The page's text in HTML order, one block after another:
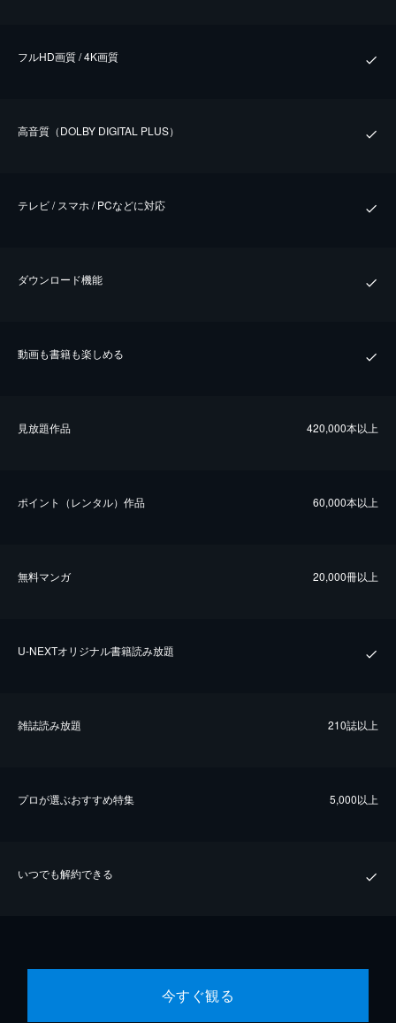
フルHD画質 / 4K画質
⾼⾳質（DOLBY DIGITAL PLUS）
テレビ / スマホ / PCなどに対応
ダウンロード機能
動画も書籍も楽しめる
⾒放題作品 420,000本以上
ポイント（レンタル）作品 60,000本以上
無料マンガ 20,000冊以上
U-NEXTオリジナル書籍読み放題
雑誌読み放題 210誌以上
プロが選ぶおすすめ特集 5,000以上
いつでも解約できる
今すぐ観る